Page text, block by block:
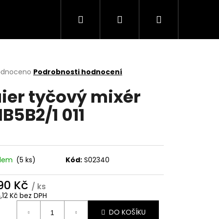
Mikrovlnné trouby
Hledat PřihlášeníNákupní
Podrobnosti hodnocení
tyčový mixér
1 011
(5 ks) Kód: S02340
Kč / ks
Kč bez DPH
DO KOŠÍKU